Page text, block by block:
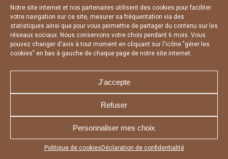
Notre site internet et nos partenaires utilisent des cookies pour faciliter
votre navigation sur ce site, mesurer sa fréquentation via des
statistiques ainsi que pour vous permettre de partager du contenu sur les
réseaux sociaux. Nous conservons votre choix pendant 6 mois. Vous
pouvez changer d'avis à tout moment en cliquant sur l'icône "gérer les
cookies" en bas à gauche de chaque page de notre site internet.
J'accepte
Refuser
Personnaliser mes choix
Politique de cookies Déclaration de confidentialité
Appuyez sur le bouton partager en bas de votre
CHARTE DE CONFIDENTIALITÉ
DÉCLARATION DE CONFIDENTIALITÉ
POLITIQUE D’UTILISATION DES COOKIES
RÉALISÉ PAR L’AGENCE WEB A3 WEB